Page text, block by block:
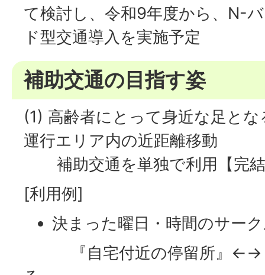
て検討し、令和9年度から、N-
ド型交通導入を実施予定
補助交通の目指す姿
(1) 高齢者にとって身近な足と
運行エリア内の近距離移動
補助交通を単独で利用【完結
[利用例]
決まった曜日・時間のサー
『自宅付近の停留所』←→『